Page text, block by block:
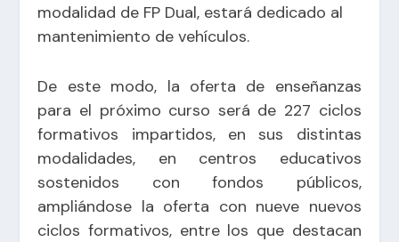
modalidad de FP Dual, estará dedicado al
mantenimiento de vehículos.
De este modo, la oferta de enseñanzas
para el próximo curso será de 227 ciclos
formativos impartidos, en sus distintas
modalidades, en centros educativos
sostenidos con fondos públicos,
ampliándose la oferta con nueve nuevos
ciclos formativos, entre los que destacan